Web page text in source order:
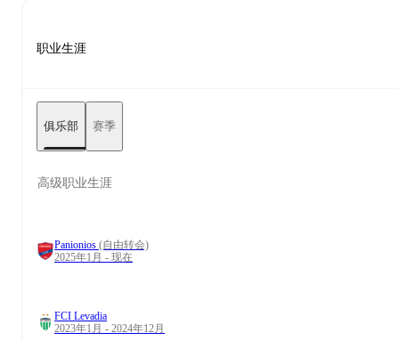
职业生涯
俱乐部 赛季
高级职业生涯
Panionios (自由转会)
2025年1月 - 现在
FCI Levadia
2023年1月 - 2024年12月